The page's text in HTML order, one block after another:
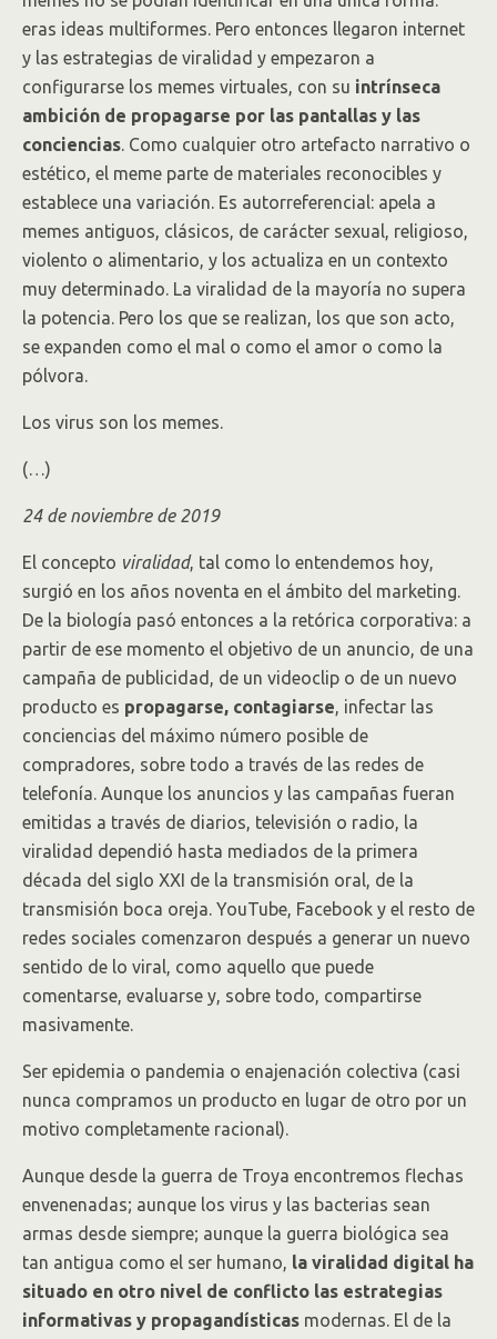
eras ideas multiformes. Pero entonces llegaron internet
y las estrategias de viralidad y empezaron a
configurarse los memes virtuales, con su intrínseca
ambición de propagarse por las pantallas y las
conciencias. Como cualquier otro artefacto narrativo o
estético, el meme parte de materiales reconocibles y
establece una variación. Es autorreferencial: apela a
memes antiguos, clásicos, de carácter sexual, religioso,
violento o alimentario, y los actualiza en un contexto
muy determinado. La viralidad de la mayoría no supera
la potencia. Pero los que se realizan, los que son acto,
se expanden como el mal o como el amor o como la
pólvora.
Los virus son los memes.
(…)
24 de noviembre de 2019
El concepto viralidad, tal como lo entendemos hoy,
surgió en los años noventa en el ámbito del marketing.
De la biología pasó entonces a la retórica corporativa: a
partir de ese momento el objetivo de un anuncio, de una
campaña de publicidad, de un videoclip o de un nuevo
producto es propagarse, contagiarse, infectar las
conciencias del máximo número posible de
compradores, sobre todo a través de las redes de
telefonía. Aunque los anuncios y las campañas fueran
emitidas a través de diarios, televisión o radio, la
viralidad dependió hasta mediados de la primera
década del siglo XXI de la transmisión oral, de la
transmisión boca oreja. YouTube, Facebook y el resto de
redes sociales comenzaron después a generar un nuevo
sentido de lo viral, como aquello que puede
comentarse, evaluarse y, sobre todo, compartirse
masivamente.
Ser epidemia o pandemia o enajenación colectiva (casi
nunca compramos un producto en lugar de otro por un
motivo completamente racional).
Aunque desde la guerra de Troya encontremos flechas
envenenadas; aunque los virus y las bacterias sean
armas desde siempre; aunque la guerra biológica sea
tan antigua como el ser humano, la viralidad digital ha
situado en otro nivel de conflicto las estrategias
informativas y propagandísticas modernas. El de la